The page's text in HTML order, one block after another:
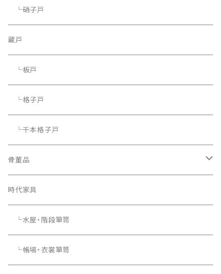
└硝子戸
蔵戸
└板戸
└格子戸
└千本格子戸
骨董品
骨董品
時代家具
└水屋・階段箪笥
└帳場・衣裳箪笥